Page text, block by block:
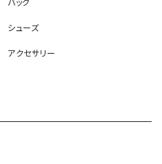
バッグ
シューズ
アクセサリー